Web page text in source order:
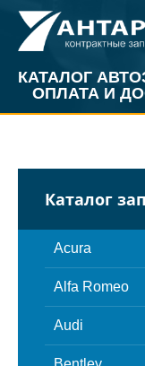
КАТАЛОГ
ОПЛАТА И
Каталог
Acura
Alfa Romeo
Audi